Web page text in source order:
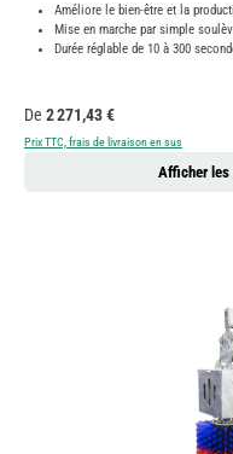
Améliore le bien-être et la
Mise en marche par simple
Durée réglable de 10 à 300
Prix régulier :
De 2 271,43 €
Prix TTC, frais de livraison en sus
Afficher les